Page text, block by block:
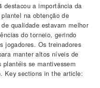
destacou a importância da
na obtenção de
qualidade estavam melhor
do torneio, gerindo
jogadores. Os treinadores
manter altos níveis de
plantéis se mantivessem
Key sections in the article: